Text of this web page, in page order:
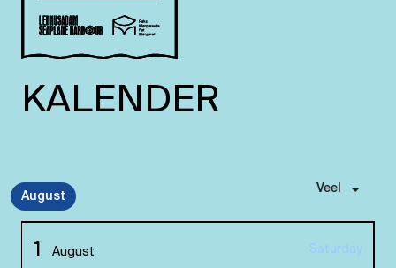
KALENDER
August
Veel
1 August Saturday